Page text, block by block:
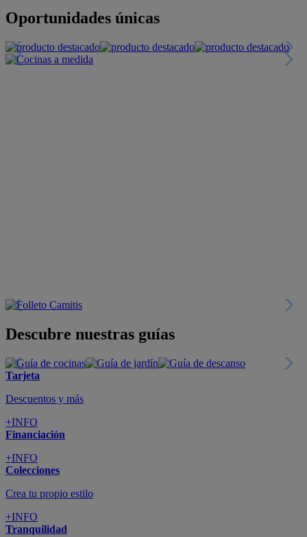
Oportunidades únicas
Descubre nuestras guías
Tarjeta
Descuentos y más
+INFO
Financiación
+INFO
Colecciones
Crea tu propio estilo
+INFO
Tranquilidad